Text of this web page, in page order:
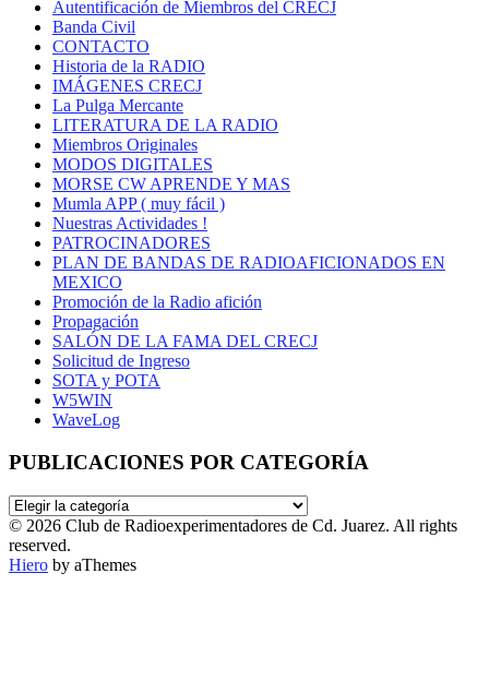
Autentificación de Miembros del CRECJ
Banda Civil
CONTACTO
Historia de la RADIO
IMÁGENES CRECJ
La Pulga Mercante
LITERATURA DE LA RADIO
Miembros Originales
MODOS DIGITALES
MORSE CW APRENDE Y MAS
Mumla APP ( muy fácil )
Nuestras Actividades !
PATROCINADORES
PLAN DE BANDAS DE RADIOAFICIONADOS EN
MEXICO
Promoción de la Radio afición
Propagación
SALÓN DE LA FAMA DEL CRECJ
Solicitud de Ingreso
SOTA y POTA
W5WIN
WaveLog
PUBLICACIONES POR CATEGORÍA
PUBLICACIONES
POR
CATEGORÍA
© 2026 Club de Radioexperimentadores de Cd. Juarez. All rights
reserved.
Hiero by aThemes